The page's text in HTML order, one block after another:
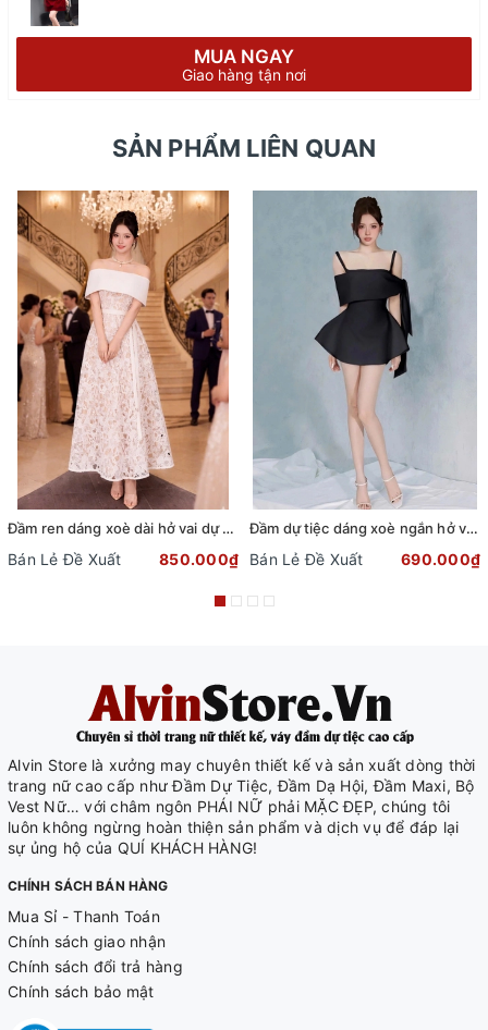
MUA NGAY
Giao hàng tận nơi
SẢN PHẨM LIÊN QUAN
Đầm ren dáng xoè dài hở vai dự tiệc phối dây đai sang trọng
Bán Lẻ Đề Xuất 850.000₫
Đầm dự tiệc dáng xoè ngắn hở vai cột nơ sang trọng (TẶNG KÈM QUẦN SHORT) (Đen)
Bán Lẻ Đề Xuất 690.000₫
Alvin Store là xưởng may chuyên thiết kế và sản xuất dòng thời
trang nữ cao cấp như Đầm Dự Tiệc, Đầm Dạ Hội, Đầm Maxi, Bộ
Vest Nữ… với châm ngôn PHÁI NỮ phải MẶC ĐẸP, chúng tôi
luôn không ngừng hoàn thiện sản phẩm và dịch vụ để đáp lại
sự ủng hộ của QUÍ KHÁCH HÀNG!
CHÍNH SÁCH BÁN HÀNG
Mua Sỉ - Thanh Toán
Chính sách giao nhận
Chính sách đổi trả hàng
Chính sách bảo mật